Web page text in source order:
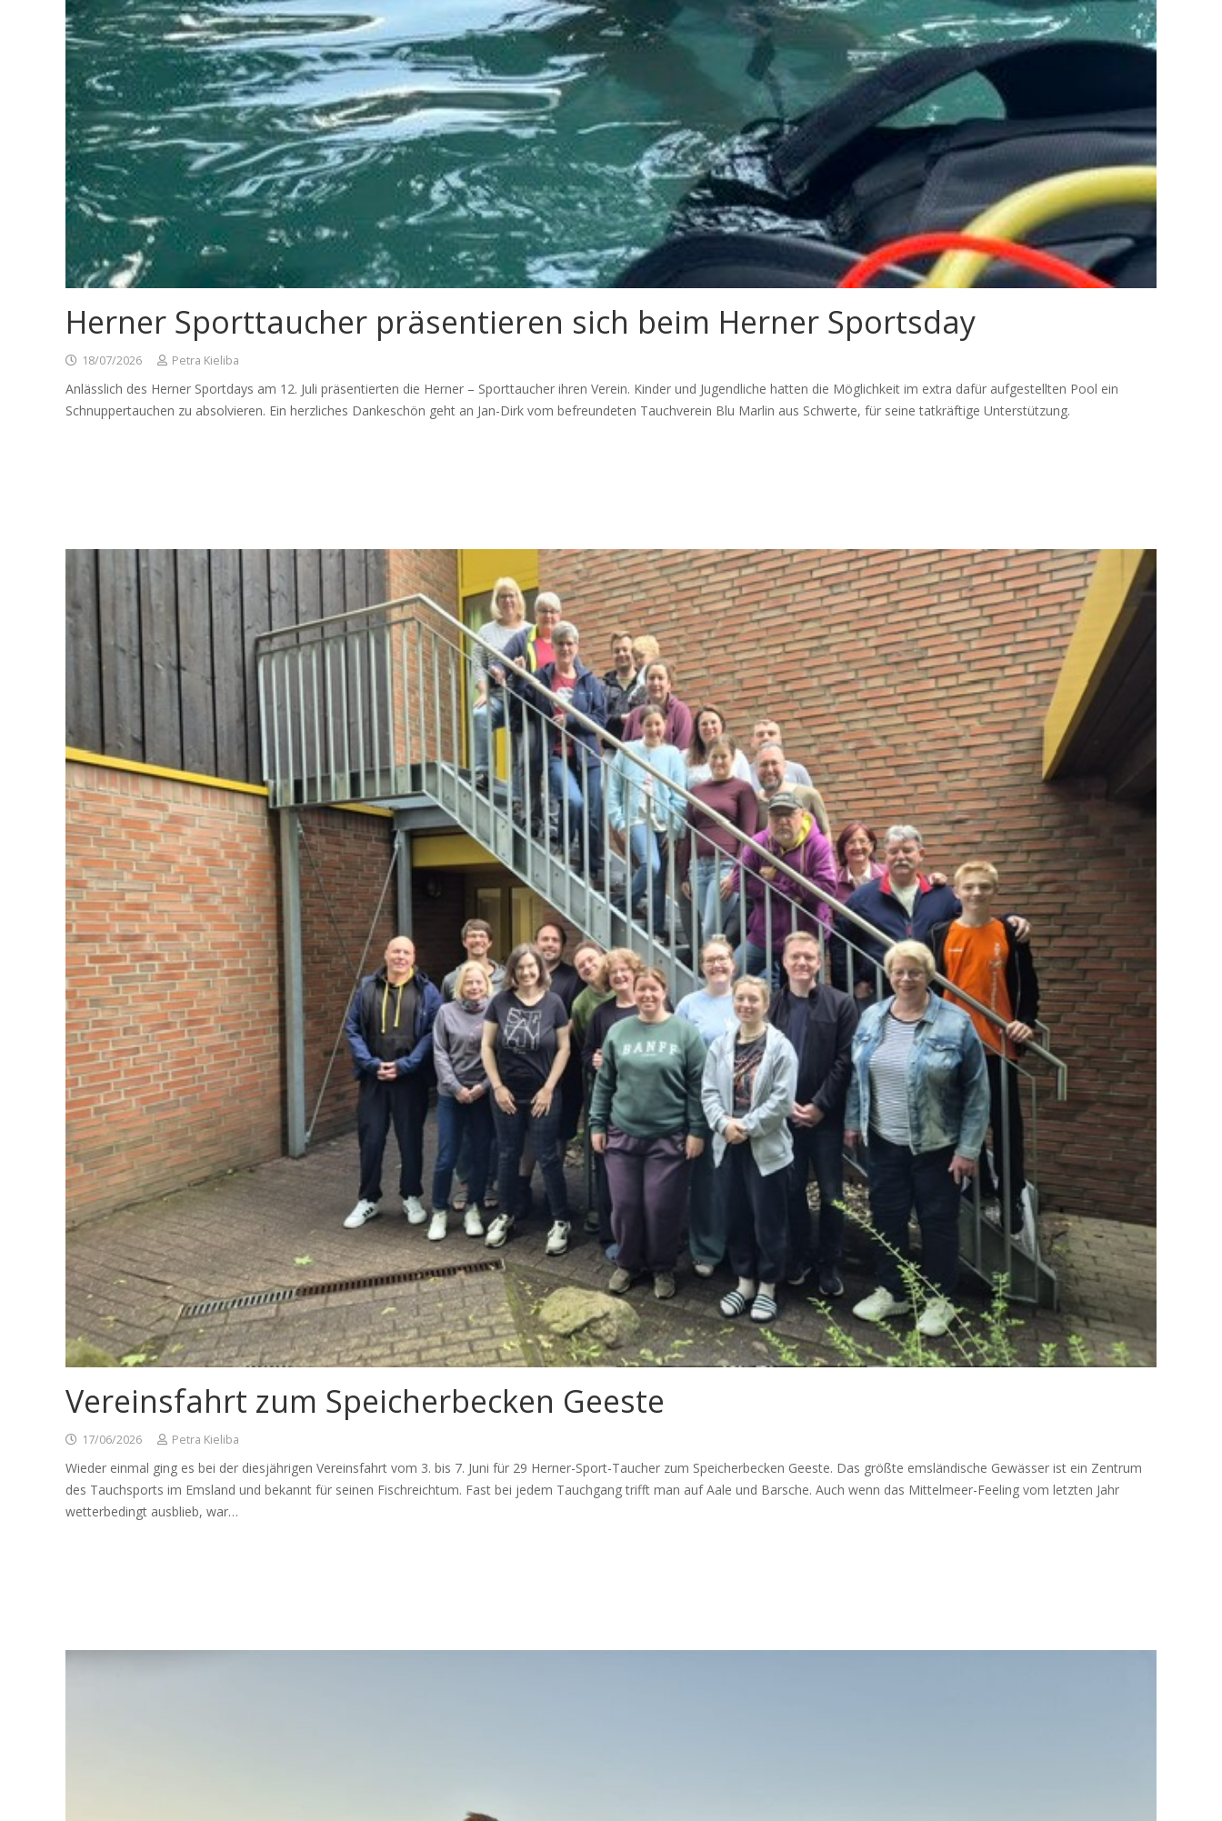
Herner Sporttaucher präsentieren sich beim Herner Sportsday
18/07/2026 Petra Kieliba
Anlässlich des Herner Sportdays am 12. Juli präsentierten die Herner – Sporttaucher ihren Verein. Kinder und Jugendliche hatten die Möglichkeit im extra dafür aufgestellten Pool ein
Schnuppertauchen zu absolvieren. Ein herzliches Dankeschön geht an Jan-Dirk vom befreundeten Tauchverein Blu Marlin aus Schwerte, für seine tatkräftige Unterstützung.
Vereinsfahrt zum Speicherbecken Geeste
17/06/2026 Petra Kieliba
Wieder einmal ging es bei der diesjährigen Vereinsfahrt vom 3. bis 7. Juni für 29 Herner-Sport-Taucher zum Speicherbecken Geeste. Das größte emsländische Gewässer ist ein Zentrum
des Tauchsports im Emsland und bekannt für seinen Fischreichtum. Fast bei jedem Tauchgang trifft man auf Aale und Barsche. Auch wenn das Mittelmeer-Feeling vom letzten Jahr
wetterbedingt ausblieb, war…